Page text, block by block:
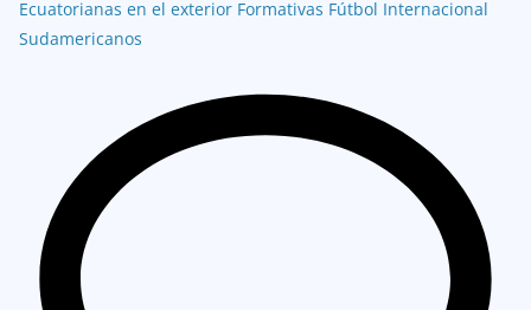
Ecuatorianas en el exterior Formativas Fútbol Internacional
Sudamericanos